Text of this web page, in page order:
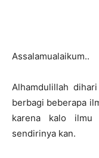
Assalamualaikum..
Alhamdulillah
berbagi beberapa
karena kalo ilmu
sendirinya kan.